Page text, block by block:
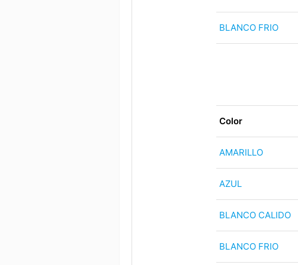
BLANCO FRIO
Color
AMARILLO
AZUL
BLANCO CALIDO
BLANCO FRIO